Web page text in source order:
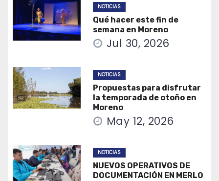
NOTICIAS
Qué hacer este fin de
semana en Moreno
Jul 30, 2026
NOTICIAS
Propuestas para disfrutar
la temporada de otoño en
Moreno
May 12, 2026
NOTICIAS
NUEVOS OPERATIVOS DE
DOCUMENTACIÓN EN MERLO